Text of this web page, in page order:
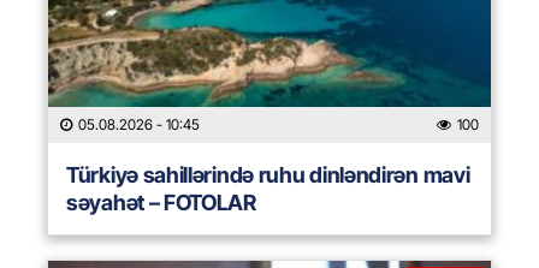
05.08.2026 - 10:45 100
Türkiyə sahillərində ruhu dinləndirən mavi
səyahət – FOTOLAR